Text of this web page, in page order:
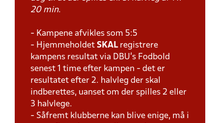
20 min.
- Kampene afvikles som 5:5
- Hjemmeholdet SKAL registrere
kampens resultat via DBU's Fodbold
senest 1 time efter kampen - det er
resultatet efter 2. halvleg der skal
indberettes, uanset om der spilles 2 eller
3 halvlege.
- Såfremt klubberne kan blive enige, må i